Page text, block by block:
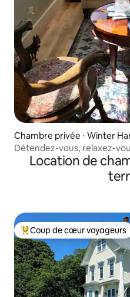
Chambre privée ⋅ Winter
Détendez-vous, relaxez-
Maine au « Crow's Rest »
Location de
Coups de cœur voyageurs
Coup de cœur voyageurs